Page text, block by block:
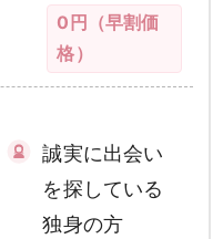
0円（早割価
格）
誠実に出会い
を探している
独身の方